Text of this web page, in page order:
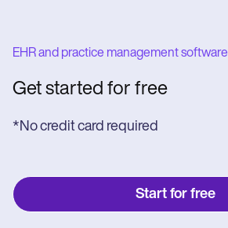
EHR and practice management software
Get started for free
*No credit card required
Start for free